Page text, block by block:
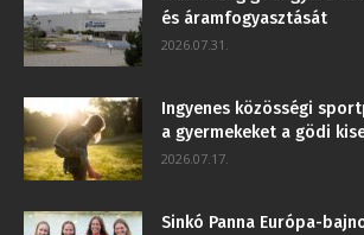
és áramfogyasztását
2026.07.31.
Ingyenes közösségi
a gyermekeket a gödi
2026.07.17.
Sinkó Panna Európa-